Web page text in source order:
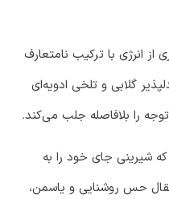
از انرژی با ترکیب نامتعارف
گلابی و تلخی ادویه‌ای
را بلافاصله جلب می‌کند.
شیرینی جای خود را به
حس روشنایی و یاسمن،